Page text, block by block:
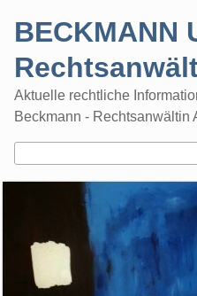
BECKMANN
Aktuelle rechtliche
Beckmann - Rechtsanwältin